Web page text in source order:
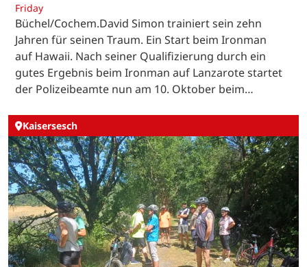
Friday
Büchel/Cochem.David Simon trainiert sein zehn
Jahren für seinen Traum. Ein Start beim Ironman
auf Hawaii. Nach seiner Qualifizierung durch ein
gutes Ergebnis beim Ironman auf Lanzarote startet
der Polizeibeamte nun am 10. Oktober beim…
Kaisersesch